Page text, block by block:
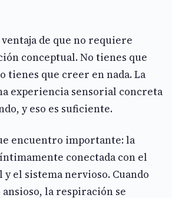
de que no requiere
conceptual. No tienes que
tienes que creer en nada. La
experiencia sensorial concreta
y eso es suficiente.
encuentro importante: la
conectada con el
y el sistema nervioso. Cuando
ansioso, la respiración se